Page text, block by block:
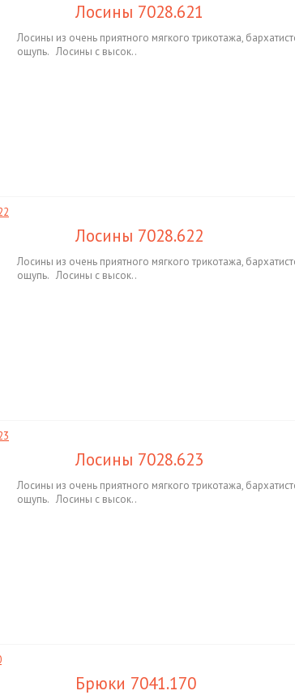
Лосины 7028.621
Лосины из очень приятного мягкого трикотажа,
ощупь. Лосины с высок..
Лосины 7028.622
Лосины из очень приятного мягкого трикотажа,
ощупь. Лосины с высок..
Лосины 7028.623
Лосины из очень приятного мягкого трикотажа,
ощупь. Лосины с высок..
Брюки 7041.170